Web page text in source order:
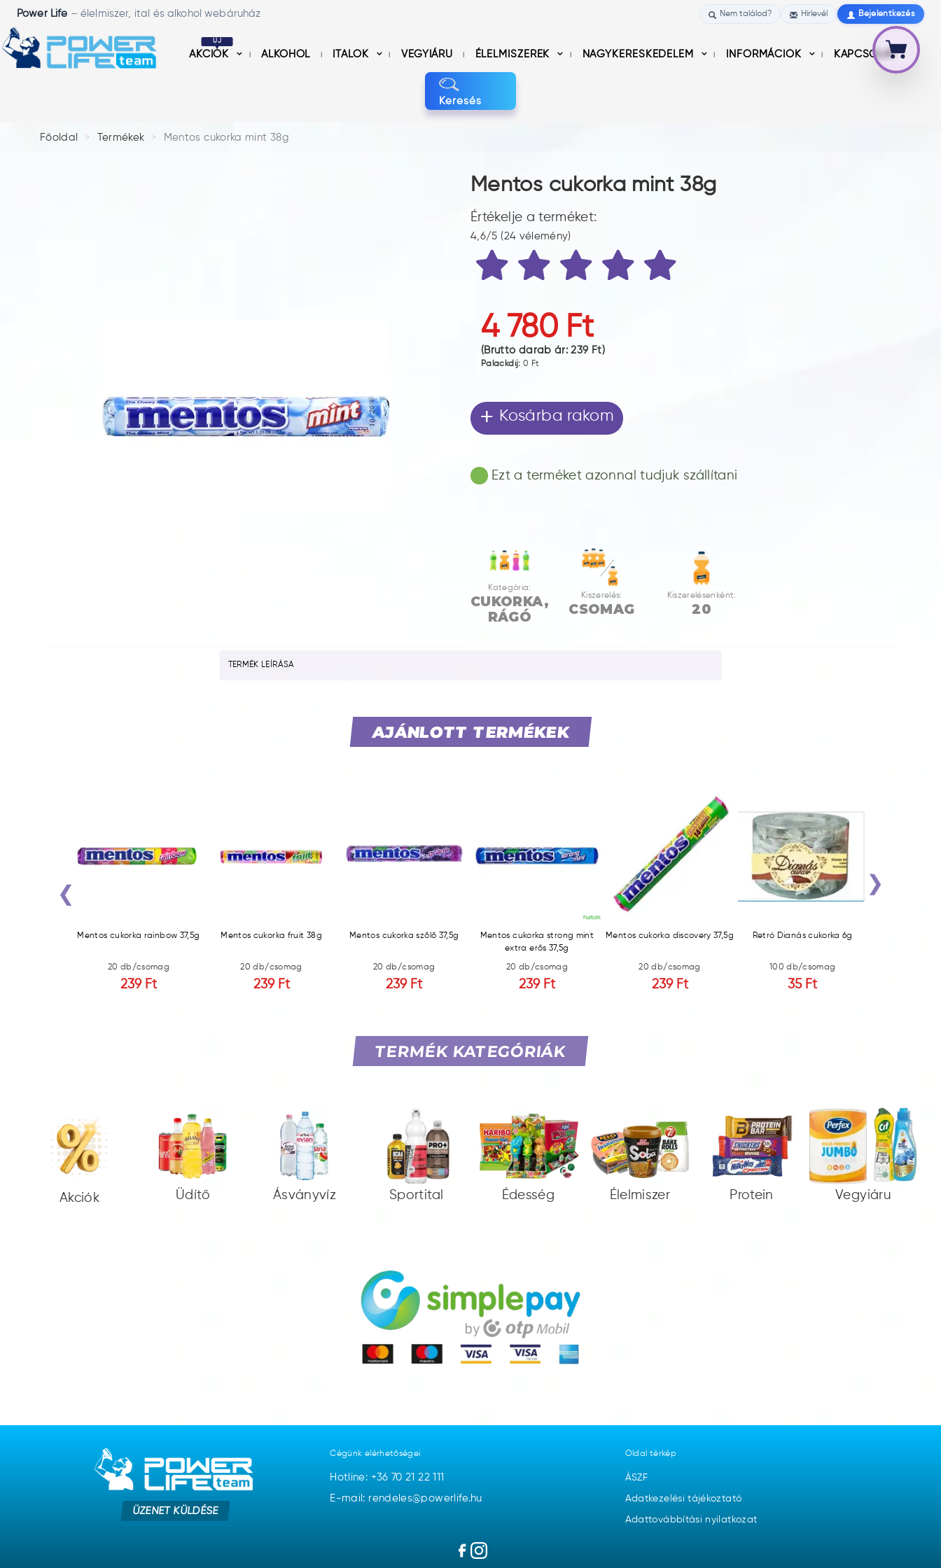
Power Life – élelmiszer, ital és alkohol webáruház Nem találod? Hírlevél Bejelentkezés
ÚJ
AKCIÓK ALKOHOL ITALOK VEGYIÁRU ÉLELMISZEREK NAGYKERESKEDELEM INFORMÁCIÓK KAPCSOLAT
Keresés
Főoldal Termékek Mentos cukorka mint 38g
Mentos cukorka mint 38g
Értékelje a terméket:
4,6/5 (24 vélemény)
4 780 Ft
(Bruttó darab ár:239 Ft)
Palackdíj: 0 Ft
+ Kosárba rakom
Ezt a terméket azonnal tudjuk szállítani
Kategória:
CUKORKA,
RÁGÓ
Kiszerelés:
CSOMAG
Kiszerelésenként:
20
TERMÉK LEÍRÁSA
AJÁNLOTT TERMÉKEK
Mentos cukorka rainbow 37,5g
20 db/csomag
239 Ft
Mentos cukorka fruit 38g
20 db/csomag
239 Ft
Mentos cukorka szőlő 37,5g
20 db/csomag
239 Ft
Mentos cukorka strong mint
extra erős 37,5g
20 db/csomag
239 Ft
Mentos cukorka discovery 37,5g
20 db/csomag
239 Ft
Retró Dianás cukorka 6g
100 db/csomag
35 Ft
‹ ›
TERMÉK KATEGÓRIÁK
Akciók Üdítő Ásványvíz Sportital Édesség Élelmiszer Protein Vegyiáru
ÜZENET KÜLDÉSE
Cégünk elérhetőségei
Hotline: +36 70 21 22 111
E-mail: rendeles@powerlife.hu
Oldal térkép
ÁSZF
Adatkezelési tájékoztató
Adattovábbítási nyilatkozat